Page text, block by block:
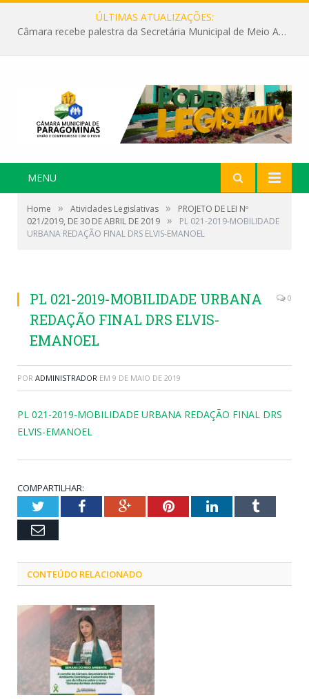
ÚLTIMAS ATUALIZAÇÕES:
Câmara recebe palestra da Secretária Municipal de Meio Ambiente sobre as ações da “SEMANA DO MEIO AMBIENTE”
MENU
Home » Atividades Legislativas »
PROJETO DE LEI Nº
021/2019, DE 30 DE ABRIL DE 2019 »
PL 021-2019-MOBILIDADE
URBANA REDAÇÃO FINAL DRS ELVIS-EMANOEL
PL 021-2019-MOBILIDADE URBANA
REDAÇÃO FINAL DRS ELVIS-
EMANOEL
0
POR ADMINISTRADOR EM 9 DE MAIO DE 2019
PL 021-2019-MOBILIDADE URBANA REDAÇÃO FINAL DRS
ELVIS-EMANOEL
COMPARTILHAR:
TwitterFacebookGoogle+PinterestLinkedInTumblr
Email
CONTEÚDO RELACIONADO